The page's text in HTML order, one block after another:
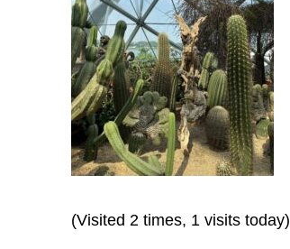
(Visited 2 times, 1 visits today)